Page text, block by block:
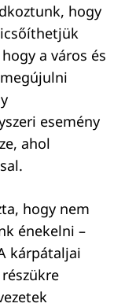
hogy
a város és
esemény
ahol
hogy nem
énekelni –
kárpátaljai